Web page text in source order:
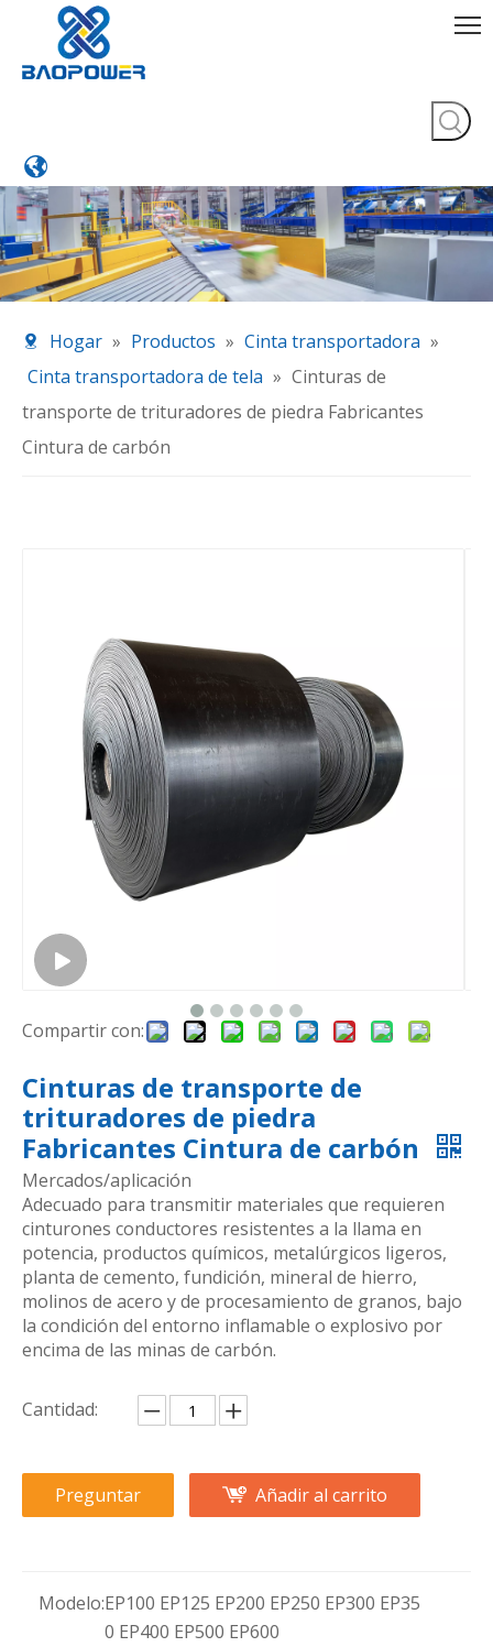
Hogar » Productos » Cinta transportadora »
Cinta transportadora de tela » Cinturas de
transporte de trituradores de piedra Fabricantes
Cintura de carbón
Compartir con:
Cinturas de transporte de
trituradores de piedra
Fabricantes Cintura de carbón
Mercados/aplicación
Adecuado para transmitir materiales que requieren
cinturones conductores resistentes a la llama en
potencia, productos químicos, metalúrgicos ligeros,
planta de cemento, fundición, mineral de hierro,
molinos de acero y de procesamiento de granos, bajo
la condición del entorno inflamable o explosivo por
encima de las minas de carbón.
Cantidad:
Preguntar Añadir al carrito
Modelo:EP100 EP125 EP200 EP250 EP300 EP35
0 EP400 EP500 EP600